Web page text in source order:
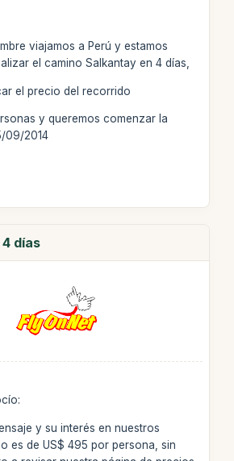
viajamos a Perú y estamos
el camino Salkantay en 4 días,
el precio del recorrido
y queremos comenzar la
09/2014
días
y su interés en nuestros
es de US$ 495 por persona, sin